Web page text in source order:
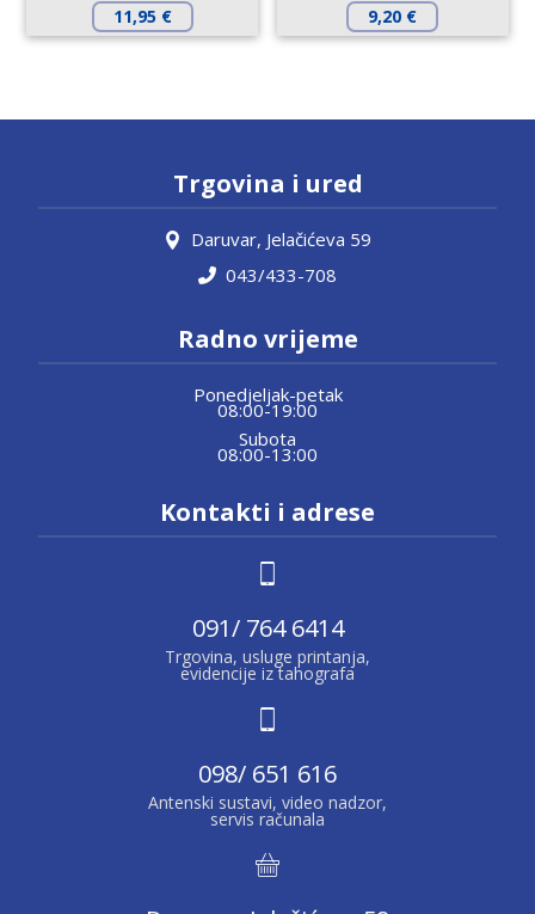
11,95 €
9,20 €
Trgovina i ured
Daruvar, Jelačićeva 59
043/433-708
Radno vrijeme
Ponedjeljak-petak
08:00-19:00
Subota
08:00-13:00
Kontakti i adrese
091/ 764 6414
Trgovina, usluge printanja,
evidencije iz tahografa
098/ 651 616
Antenski sustavi, video nadzor,
servis računala